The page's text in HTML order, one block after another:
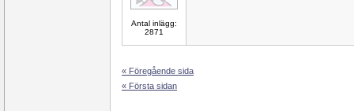
Antal inlägg:
2871
« Föregående sida
« Första sidan